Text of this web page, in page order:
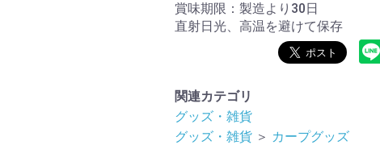
賞味期限：製造より30日
直射日光、高温を避けて保存
関連カテゴリ
グッズ・雑貨
グッズ・雑貨 ＞ カープグッズ